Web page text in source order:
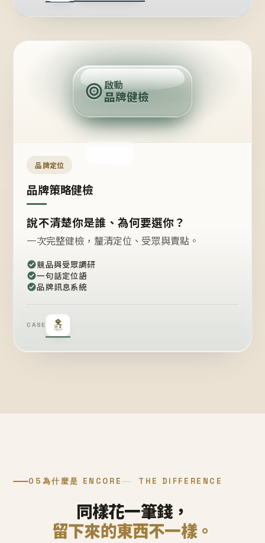
定
位
點
啟動
品牌健檢
品牌定位
品牌策略健檢
說不清楚你是誰、為何要選你？
一次完整健檢，釐清定位、受眾與賣點。
競品與受眾調研
一句話定位語
品牌訊息系統
CASE
05 為什麼是 ENCORE THE DIFFERENCE
同樣花一筆錢，
留下來的東西不一樣。